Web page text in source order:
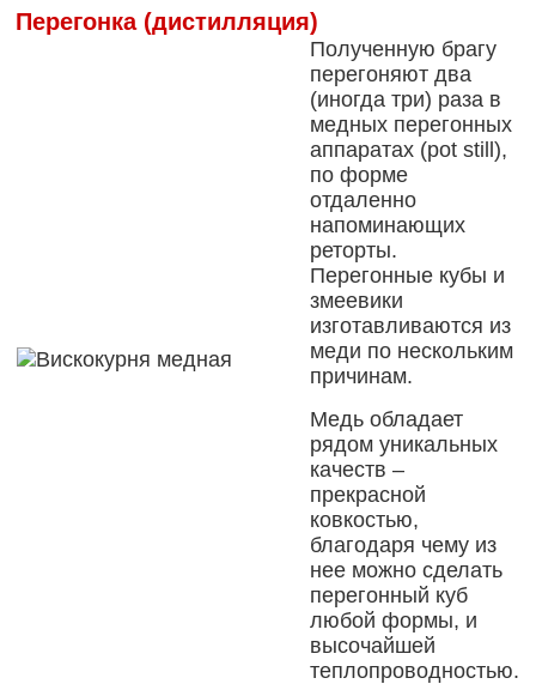
Перегонка (дистилляция)
Полученную брагу
перегоняют два
(иногда три) раза в
медных перегонных
аппаратах (pot still),
по форме
отдаленно
напоминающих
реторты.
Перегонные кубы и
змеевики
изготавливаются из
меди по нескольким
причинам.
Медь обладает
рядом уникальных
качеств –
прекрасной
ковкостью,
благодаря чему из
нее можно сделать
перегонный куб
любой формы, и
высочайшей
теплопроводностью.